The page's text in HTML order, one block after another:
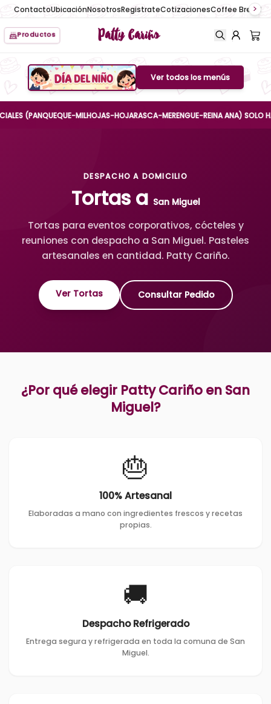
ContactoUbicaciónNosotrosRegistrateCotizacionesCoffee Break
Productos Patty Cariño
Boton de menu
Ver todos los menús
(PANQUEQUE-MILHOJAS-HOJARASCA-MERENGUE-REINA ANA) SOLO HASTA
DESPACHO A DOMICILIO
Tortas a San Miguel
Tortas para eventos corporativos, cócteles y
reuniones con despacho a San Miguel. Pasteles
artesanales en cantidad. Patty Cariño.
Ver Tortas Consultar Pedido
¿Por qué elegir Patty Cariño en San
Miguel?
🎂
100% Artesanal
Elaboradas a mano con ingredientes frescos y recetas
propias.
🚚
Despacho Refrigerado
Entrega segura y refrigerada en toda la comuna de San
Miguel.